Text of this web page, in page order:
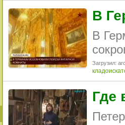
В
В
Загрузил:
Где